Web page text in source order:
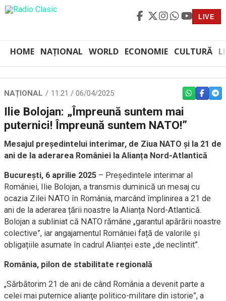
LIVE
HOME NAȚIONAL WORLD ECONOMIE CULTURĂ
NAȚIONAL 11:21 / 06/04/2025 WHATSAPP
Ilie Bolojan: „Împreună suntem mai
puternici! Împreună suntem NATO!”
Mesajul președintelui interimar, de Ziua NATO și la 21 de
ani de la aderarea României la Alianța Nord-Atlantică
București, 6 aprilie 2025 – Președintele interimar al
României, Ilie Bolojan, a transmis duminică un mesaj cu
ocazia Zilei NATO în România, marcând împlinirea a 21 de
ani de la aderarea țării noastre la Alianța Nord-Atlantică.
Bolojan a subliniat că NATO rămâne „garantul apărării noastre
colective”, iar angajamentul României față de valorile și
obligațiile asumate în cadrul Alianței este „de neclintit”.
România, pilon de stabilitate regională
„Sărbătorim 21 de ani de când România a devenit parte a
celei mai puternice alianţe politico-militare din istorie”, a